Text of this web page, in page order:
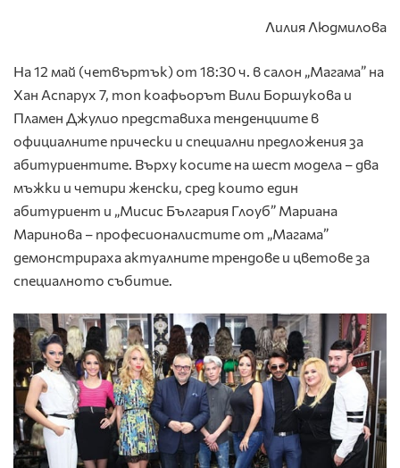
Лилия Людмилова
На 12 май (четвъртък) от 18:30 ч. в салон „Магама” на
Хан Аспарух 7, топ коафьорът Вили Боршукова и
Пламен Джулио представиха тенденциите в
официалните прически и специални предложения за
абитуриентите. Върху косите на шест модела – два
мъжки и четири женски, сред които един
абитуриент и „Мисис България Глоуб” Мариана
Маринова – професионалистите от „Магама”
демонстрираха актуалните трендове и цветове за
специалното събитие.